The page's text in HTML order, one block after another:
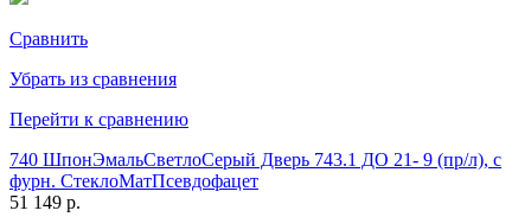
Сравнить
Убрать из сравнения
Перейти к сравнению
740 ШпонЭмальСветлоСерый Дверь 743.1 ДО 21- 9 (пр/л), с
фурн. СтеклоМатПсевдофацет
51 149 р.